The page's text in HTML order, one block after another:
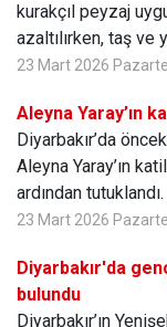
kurakçıl peyzaj
azaltılırken, taş ve
23 Mart 2026
Aleyna Yaray’ın
Diyarbakır’da
Aleyna Yaray’ın
ardından tutuklandı.
23 Mart 2026
Diyarbakır'da
bulundu
Diyarbakır’ın